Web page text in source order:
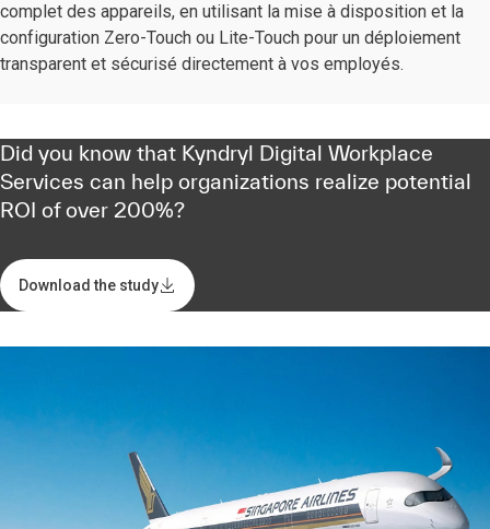
complet des appareils, en utilisant la mise à disposition et la
configuration Zero-Touch ou Lite-Touch pour un déploiement
transparent et sécurisé directement à vos employés.
Did you know that Kyndryl Digital Workplace
Services can help organizations realize potential
ROI of over 200%?
Download the study